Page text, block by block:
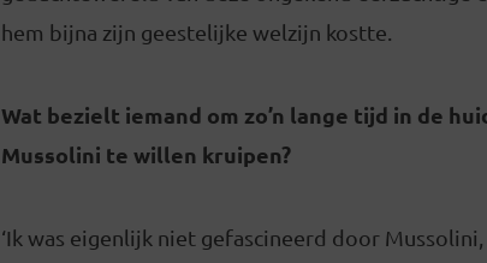
hem bijna zijn geestelijke welzijn kostte.
Wat bezielt iemand om zo’n lange tijd in de
Mussolini te willen kruipen?
‘Ik was eigenlijk niet gefascineerd door